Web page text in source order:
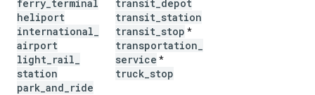
ferry terminal
heliport
international
airport
light rail
station
park and ride
transit depot
transit station
transit stop *
transportation
service *
truck stop